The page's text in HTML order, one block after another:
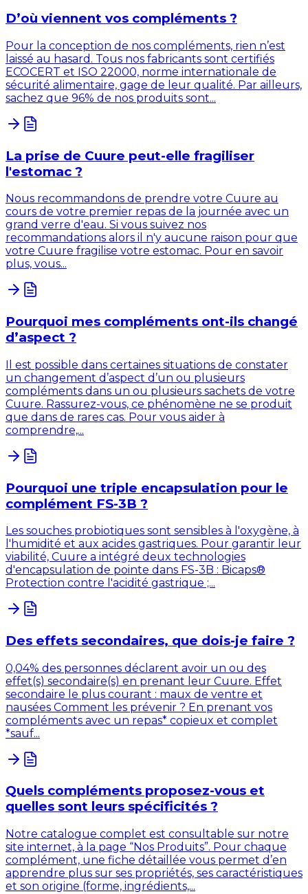
D’où viennent vos compléments ?
Pour la conception de nos compléments, rien n’est
laissé au hasard. Tous nos fabricants sont certifiés
ECOCERT et ISO 22000, norme internationale de
sécurité alimentaire, gage de leur qualité. Par ailleurs,
sachez que 96% de nos produits sont...
La prise de Cuure peut-elle fragiliser
l'estomac ?
Nous recommandons de prendre votre Cuure au
cours de votre premier repas de la journée avec un
grand verre d'eau. Si vous suivez nos
recommandations alors il n'y aucune raison pour que
votre Cuure fragilise votre estomac. Pour en savoir
plus, vous...
Pourquoi mes compléments ont-ils changé
d’aspect ?
Il est possible dans certaines situations de constater
un changement d’aspect d’un ou plusieurs
compléments dans un ou plusieurs sachets de votre
Cuure. Rassurez-vous, ce phénomène ne se produit
que dans de rares cas. Pour vous aider à
comprendre,...
Pourquoi une triple encapsulation pour le
complément FS-3B ?
Les souches probiotiques sont sensibles à l'oxygène, à
l'humidité et aux acides gastriques. Pour garantir leur
viabilité, Cuure a intégré deux technologies
d'encapsulation de pointe dans FS-3B : Bicaps®
Protection contre l'acidité gastrique ;...
Des effets secondaires, que dois-je faire ?
0,04% des personnes déclarent avoir un ou des
effet(s) secondaire(s) en prenant leur Cuure. Effet
secondaire le plus courant : maux de ventre et
nausées Comment les prévenir ? En prenant vos
compléments avec un repas* copieux et complet
*sauf...
Quels compléments proposez-vous et
quelles sont leurs spécificités ?
Notre catalogue complet est consultable sur notre
site internet, à la page “Nos Produits”. Pour chaque
complément, une fiche détaillée vous permet d’en
apprendre plus sur ses propriétés, ses caractéristiques
et son origine (forme, ingrédients,...